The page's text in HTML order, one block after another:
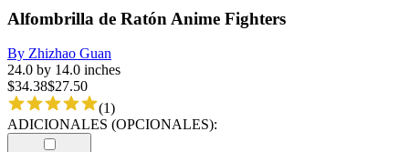
Alfombrilla de Ratón Anime Fighters
By Zhizhao Guan
24.0 by 14.0 inches
$34.38$27.50
(1)
ADICIONALES (OPCIONALES):